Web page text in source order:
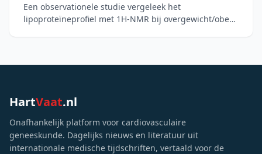
Een observationele studie vergeleek het
lipoproteïneprofiel met 1H-NMR bij overgewicht/obese
HartVaat.nl
Onafhankelijk platform voor cardiovasculaire
geneeskunde. Dagelijks nieuws en literatuur uit
internationale medische tijdschriften, vertaald voor de